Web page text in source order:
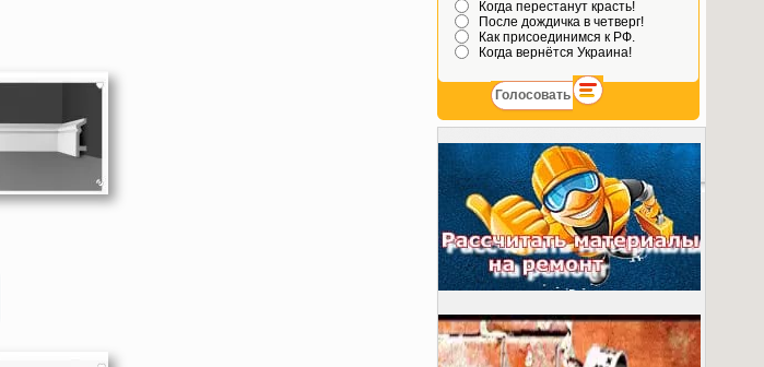
Когда перестанут красть!
После дождичка в четверг!
Как присоединимся к РФ.
Когда вернётся Украина!